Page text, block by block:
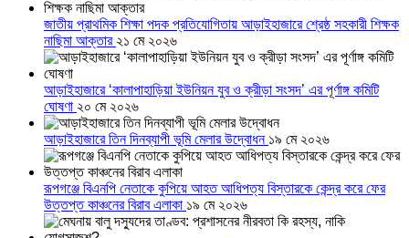
জাতীয় প্রাথমিক শিক্ষা পদক প্রতিযোগিতায় আড়াইহাজারে শ্রেষ্ঠ সহকারী শিক্ষক
নাছিমা আক্তার ২১ মে ২০২৬
আড়াইহাজারে ‘কালাপাহাড়িয়া ইউনিয়ন যুব ও ক্রীড়া সংসদ’ এর পূর্ণাঙ্গ কমিটি
ঘোষণা ২০ মে ২০২৬
আড়াইহাজারে তিন দিনব্যাপী ভূমি মেলার উদ্বোধন ১৯ মে ২০২৬
রূপগঞ্জে বিএনপি নেতাকে কুপিয়ে আহত আধিপত্য বিস্তারকে কেন্দ্র করে ফের
উত্তপ্ত কাঞ্চনের বিরাব এলাকা ১৯ মে ২০২৬